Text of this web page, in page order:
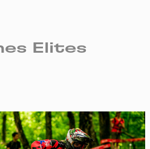
Elites